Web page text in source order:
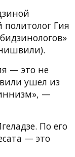
Гия
— это не
ушел из
—
По его
— это